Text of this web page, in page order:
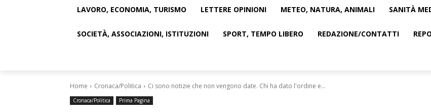
LAVORO, ECONOMIA, TURISMO LETTERE OPINIONI METEO, NATURA, ANIMALI SANITÀ
SOCIETÀ, ASSOCIAZIONI, ISTITUZIONI SPORT, TEMPO LIBERO REDAZIONE/CONTATTI
Home Cronaca/Politica Ci sono notizie che non vengono date. Chi ha dato l'ordine e...
Cronaca/Politica Prima Pagina